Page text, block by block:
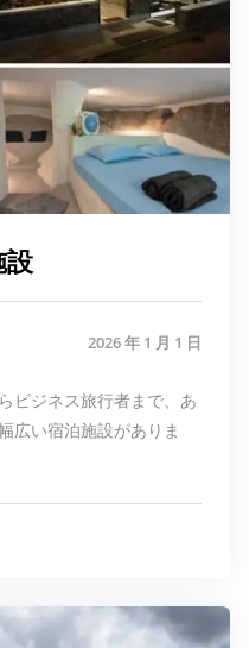
設
2026 年 1 月 1 日
ビジネス旅行者まで、あ
広い宿泊施設がありま